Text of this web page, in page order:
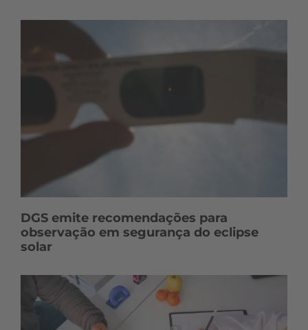
DGS emite recomendações para
observação em segurança do eclipse
solar